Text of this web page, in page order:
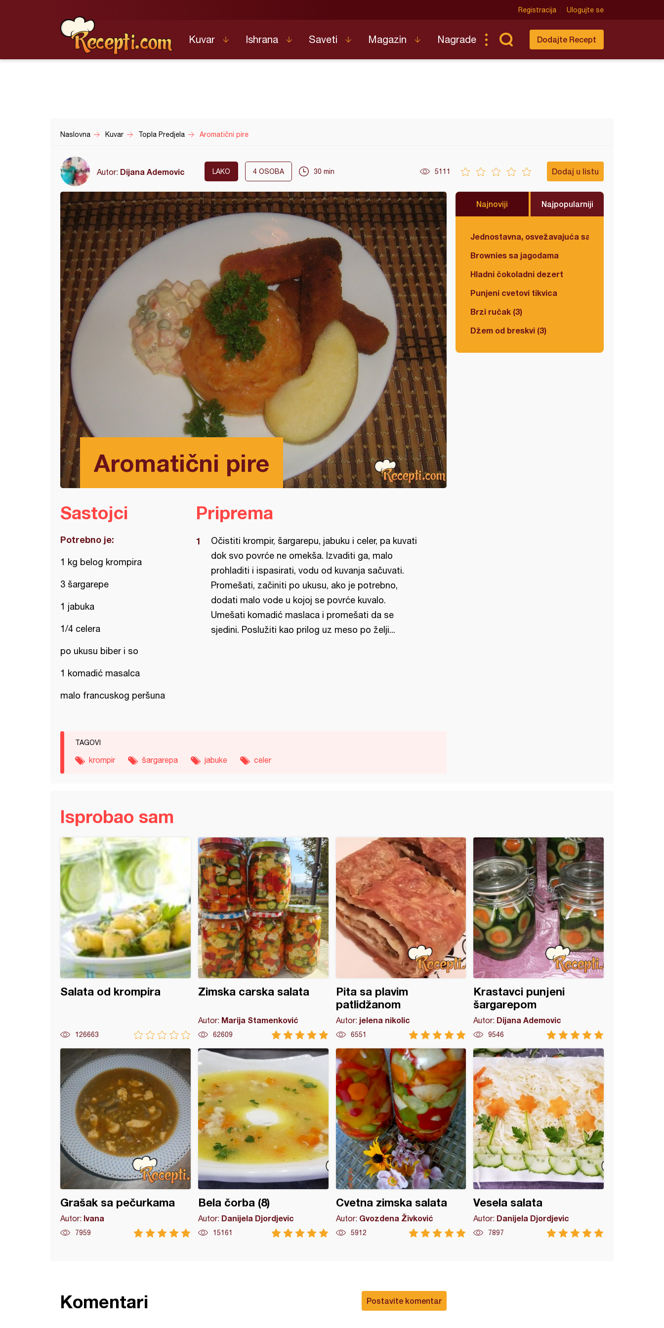
Registracija Ulogujte se
Kuvar Ishrana Saveti Magazin Nagrade Dodajte Recept
Naslovna Kuvar Topla Predjela Aromatični pire
Autor: Dijana Ademovic LAKO 4 OSOBA 30 min 5111 Dodaj u listu
Aromatični pire
Najnoviji Najpopularniji
Jednostavna, osvežavajuća salata
Brownies sa jagodama
Hladni čokoladni dezert
Punjeni cvetovi tikvica
Brzi ručak (3)
Džem od breskvi (3)
Sastojci
Potrebno je:
1 kg belog krompira
3 šargarepe
1 jabuka
1/4 celera
po ukusu biber i so
1 komadić masalca
malo francuskog peršuna
Priprema
Očistiti krompir, šargarepu, jabuku i celer, pa kuvati
dok svo povrće ne omekša. Izvaditi ga, malo
prohladiti i ispasirati, vodu od kuvanja sačuvati.
Promešati, začiniti po ukusu, ako je potrebno,
dodati malo vode u kojoj se povrće kuvalo.
Umešati komadić maslaca i promešati da se
sjedini. Poslužiti kao prilog uz meso po želji...
TAGOVI
krompir šargarepa jabuke celer
Isprobao sam
Salata od krompira
126663
Zimska carska salata
Autor: Marija Stamenković
62609
Pita sa plavim
patlidžanom
Autor: jelena nikolic
6551
Krastavci punjeni
šargarepom
Autor: Dijana Ademovic
9546
punjeni šargarepom
Grašak sa pečurkama
Autor: Ivana
7959
Bela čorba (8)
Autor: Danijela Djordjevic
15161
Cvetna zimska salata
Autor: Gvozdena Živković
5912
Vesela salata
Autor: Danijela Djordjevic
7897
Postavite komentar
Komentari